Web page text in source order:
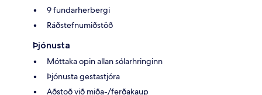
9 fundarherbergi
Ráðstefnumiðstöð
Þjónusta
Móttaka opin allan sólarhringinn
Þjónusta gestastjóra
Aðstoð við miða-/ferðakaup